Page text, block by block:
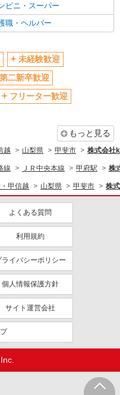
ビニ・スーパー
職・ヘルパー
未経験歓迎
二新卒歓迎
フリーター歓迎
もっと見る
越 山梨県 甲斐市 株式会社
線 ＪＲ中央本線 甲府駅 株
甲信越 山梨県 甲斐市 株
よくある質問
利用規約
ライバシーポリシー
個人情報保護方針
サイト運営会社